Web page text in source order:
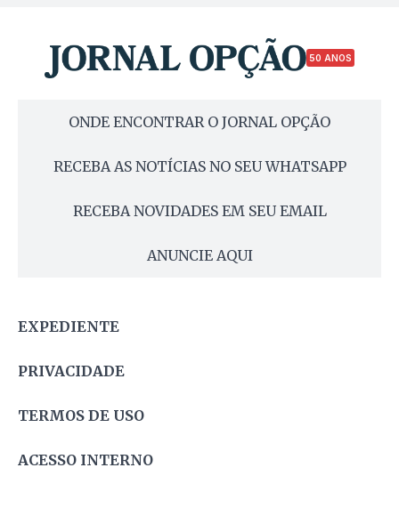
50 ANOS
ONDE ENCONTRAR O JORNAL OPÇÃO
RECEBA AS NOTÍCIAS NO SEU WHATSAPP
RECEBA NOVIDADES EM SEU EMAIL
ANUNCIE AQUI
EXPEDIENTE
PRIVACIDADE
TERMOS DE USO
ACESSO INTERNO